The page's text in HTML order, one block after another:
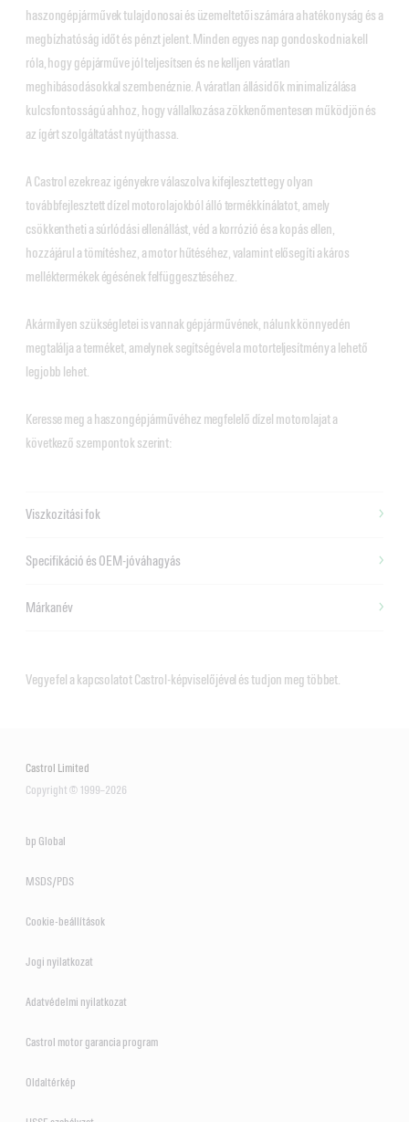
haszongépjárművek tulajdonosai és üzemeltetői számára a hatékonyság és a
megbízhatóság időt és pénzt jelent. Minden egyes nap gondoskodnia kell
róla, hogy gépjárműve jól teljesítsen és ne kelljen váratlan
meghibásodásokkal szembenéznie. A váratlan állásidők minimalizálása
kulcsfontosságú ahhoz, hogy vállalkozása zökkenőmentesen működjön és
az ígért szolgáltatást nyújthassa.
A Castrol ezekre az igényekre válaszolva kifejlesztett egy olyan
továbbfejlesztett dízel motorolajokból álló termékkínálatot, amely
csökkentheti a súrlódási ellenállást, véd a korrózió és a kopás ellen,
hozzájárul a tömítéshez, a motor hűtéséhez, valamint elősegíti a káros
melléktermékek égésének felfüggesztéséhez.
Akármilyen szükségletei is vannak gépjárművének, nálunk könnyedén
megtalálja a terméket, amelynek segítségével a motorteljesítmény a lehető
legjobb lehet.
Keresse meg a haszongépjárművéhez megfelelő dízel motorolajat a
következő szempontok szerint:
Viszkozitási fok
Specifikáció és OEM-jóváhagyás
Márkanév
Vegye fel a kapcsolatot Castrol-képviselőjével és tudjon meg többet.
Castrol Limited
Copyright © 1999–2026
bp Global
MSDS/PDS
Cookie-beállítások
Jogi nyilatkozat
Adatvédelmi nyilatkozat
Castrol motor garancia program
Oldaltérkép